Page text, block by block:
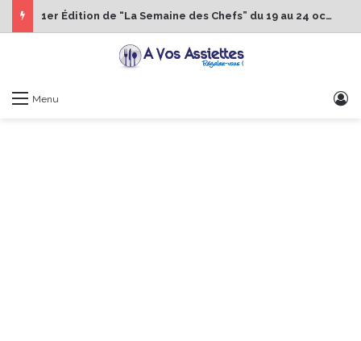
1er Édition de “La Semaine des Chefs” du 19 au 24 octobre 2026
Menu